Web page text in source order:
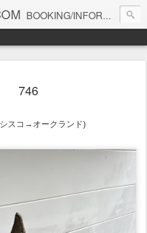
BOOKING/INFORMATION info@loolowningen.com
746
スコ→オークランド)